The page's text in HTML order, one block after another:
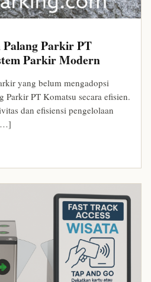
Palang Parkir PT
Parkir Modern
yang belum mengadopsi
Parkir PT Komatsu secara efisien.
dan efisiensi pengelolaan